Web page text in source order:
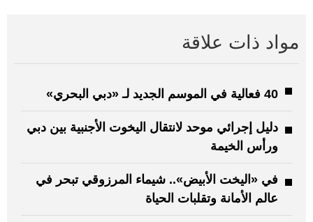
مواد ذات علاقة
40 فعالية في الموسم الجديد لـ «دبي البحري»
دليل إجرائي موحد لانتقال اليخوت الأجنبية بين دبي
ورأس الخيمة
في «اليخت الأبيض».. شيماء المرزوقي تبحر في
عالم الأمانة وتقلبات الحياة